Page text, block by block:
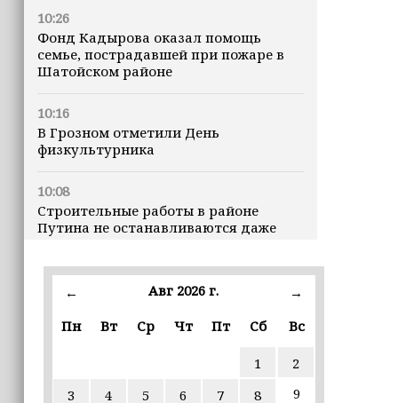
10:26
Фонд Кадырова оказал помощь
семье, пострадавшей при пожаре в
Шатойском районе
10:16
В Грозном отметили День
физкультурника
10:08
Строительные работы в районе
Путина не останавливаются даже
марта
← Авг 2026 г.
→
Пн
Вт Ср Чт Пт Сб Вс
1
2
3
4 5 6 7 8
9